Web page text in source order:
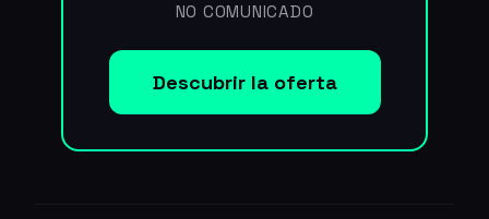
NO COMUNICADO
Descubrir la oferta